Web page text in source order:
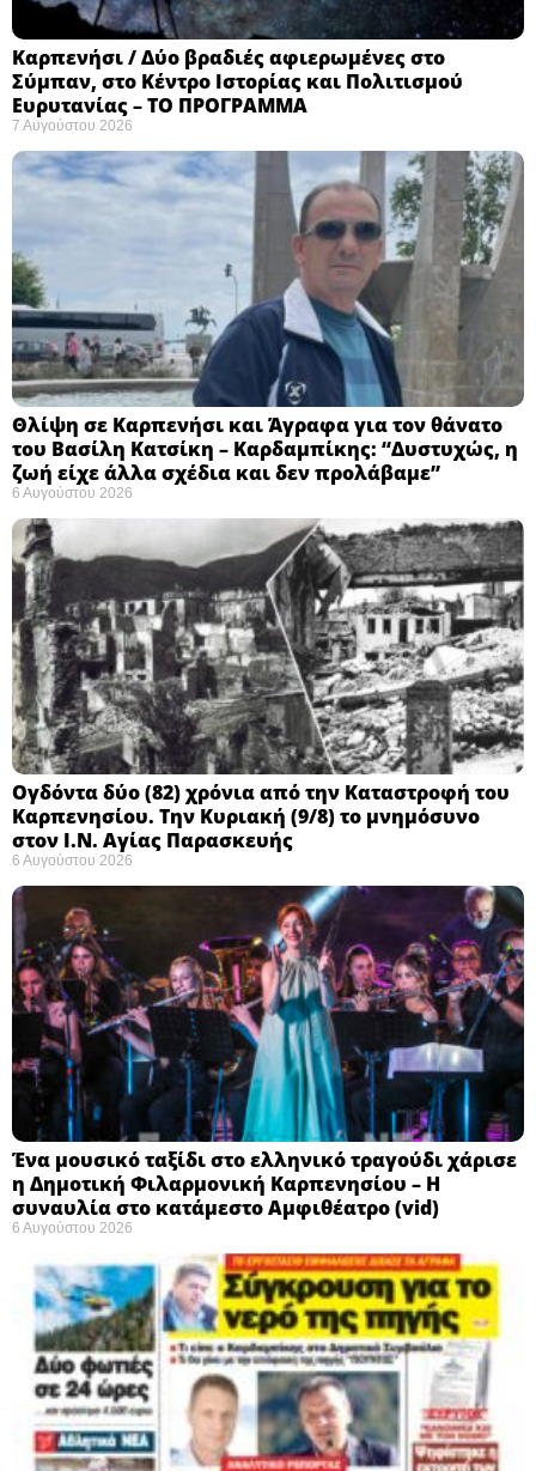
Καρπενήσι / Δύο βραδιές αφιερωμένες στο
Σύμπαν, στο Κέντρο Ιστορίας και Πολιτισμού
Ευρυτανίας – ΤΟ ΠΡΟΓΡΑΜΜΑ
7 Αυγούστου 2026
Θλίψη σε Καρπενήσι και Άγραφα για τον θάνατο
του Βασίλη Κατσίκη – Καρδαμπίκης: “Δυστυχώς, η
ζωή είχε άλλα σχέδια και δεν προλάβαμε”
6 Αυγούστου 2026
Ογδόντα δύο (82) χρόνια από την Καταστροφή του
Καρπενησίου. Την Κυριακή (9/8) το μνημόσυνο
στον Ι.Ν. Αγίας Παρασκευής
6 Αυγούστου 2026
Ένα μουσικό ταξίδι στο ελληνικό τραγούδι χάρισε
η Δημοτική Φιλαρμονική Καρπενησίου – Η
συναυλία στο κατάμεστο Αμφιθέατρο (vid)
6 Αυγούστου 2026